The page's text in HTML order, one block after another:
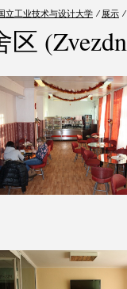
立工业技术与设计大学 ⁄ 展示
区